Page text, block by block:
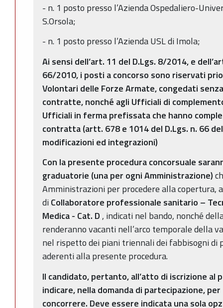
- n. 1 posto presso l’Azienda Ospedaliero-
S.Orsola;
- n. 1 posto presso l’Azienda USL di Imola;
Ai sensi dell’art. 11 del D.Lgs. 8/2014, e
66/2010, i posti a concorso sono riservati
Volontari delle Forze Armate, congedati
contratte, nonché agli Ufficiali di
Ufficiali in ferma prefissata che hanno
contratta (artt. 678 e 1014 del D.Lgs. n. 66
modificazioni ed integrazioni)
Con la presente procedura concorsuale
graduatorie (una per ogni Amministrazione)
Amministrazioni per procedere alla copertura,
diCollaboratore professionale sanitario –
Medica - Cat. D , indicati nel bando, nonché
renderanno vacanti nell’arco temporale della
nel rispetto dei piani triennali dei fabbisogni
aderenti alla presente procedura.
Il candidato, pertanto, all’atto di iscrizione al
indicare, nella domanda di partecipazione,
concorrere. Deve essere indicata una sola